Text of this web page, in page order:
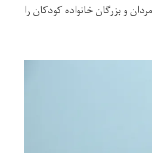
و بزرگان خانواده کودکان را